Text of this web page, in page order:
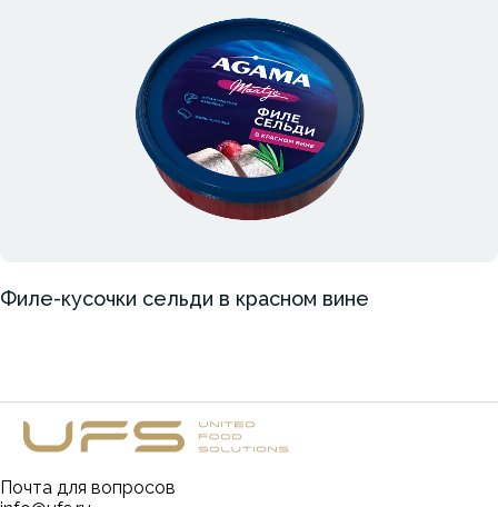
Филе-кусочки сельди в красном вине
Почта для вопросов